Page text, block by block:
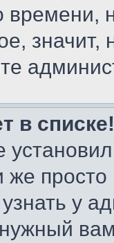
значит,
в списке!
у